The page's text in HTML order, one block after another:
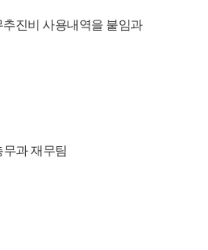
진비 사용내역을 붙임과
과 재무팀